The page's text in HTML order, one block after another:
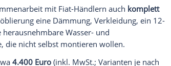
im mittleren bis oberen
Sitzmodule).
für den Ducato